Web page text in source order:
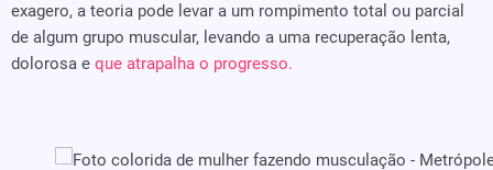
exagero, a teoria pode levar a um rompimento total ou parcial
de algum grupo muscular, levando a uma recuperação lenta,
dolorosa e que atrapalha o progresso.